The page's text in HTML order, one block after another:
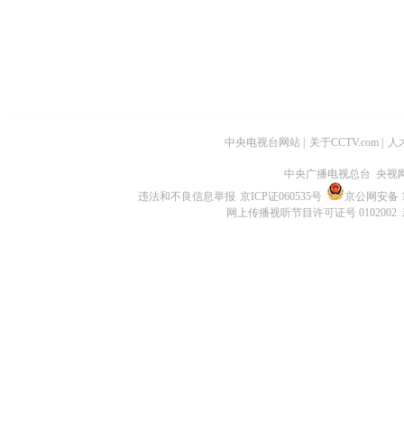
中央电视台网站 关于CCTV.com 人
中央广播电视总台 央视
违法和不良信息举报 京ICP证060535号
京公网安备
网上传播视听节目许可证号 0102002